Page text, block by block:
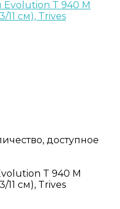
доступное
T 940 M
11 см), Trives